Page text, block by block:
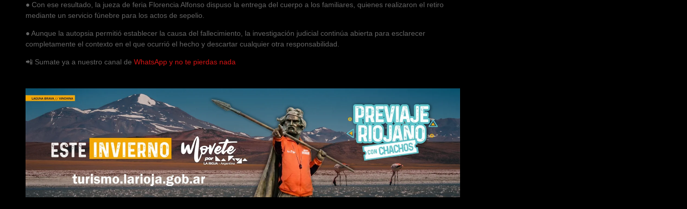
● Con ese resultado, la jueza de feria Florencia Alfonso dispuso la entrega del cuerpo a los familiares, quienes realizaron el retiro
mediante un servicio fúnebre para los actos de sepelio.
● Aunque la autopsia permitió establecer la causa del fallecimiento, la investigación judicial continúa abierta para esclarecer
completamente el contexto en el que ocurrió el hecho y descartar cualquier otra responsabilidad.
📲 Sumate ya a nuestro canal de WhatsApp y no te pierdas nada